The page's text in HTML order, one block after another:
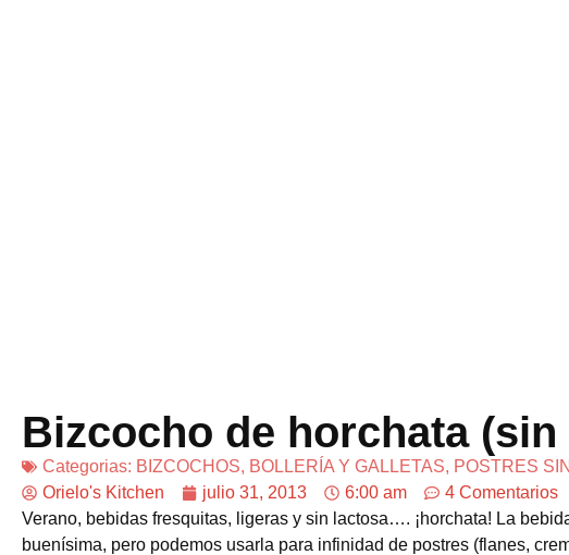
Bizcocho de horchata (sin
Categorias: BIZCOCHOS, BOLLERÍA Y GALLETAS, POSTRES
Orielo's Kitchen
julio 31, 2013 6:00 am
4 Comentarios
Verano, bebidas fresquitas, ligeras y sin lactosa…. ¡horchata! La
buenísima, pero podemos usarla para infinidad de postres (flanes,